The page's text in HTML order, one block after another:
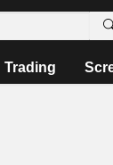
Trading